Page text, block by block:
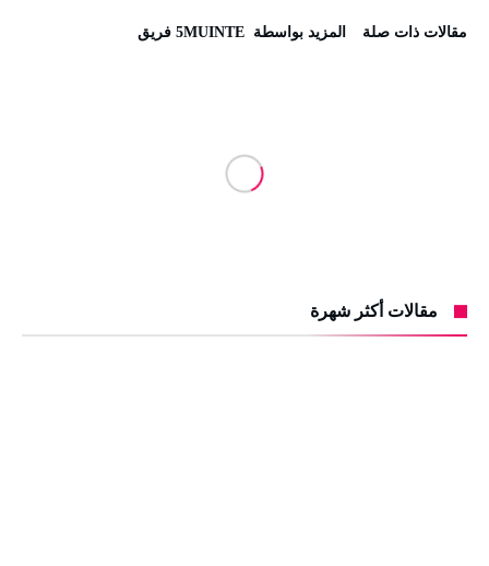
‫مقالات ذات صلة‬ ‫‫المزيد بواسطة‬ ‬ 5MUINTE فريق
مقالات أكثر شهرة